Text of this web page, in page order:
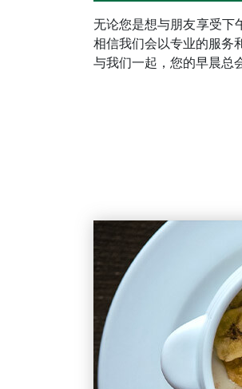
无论您是想与朋友享受
相信我们会以专业的服务
与我们一起，您的早晨总